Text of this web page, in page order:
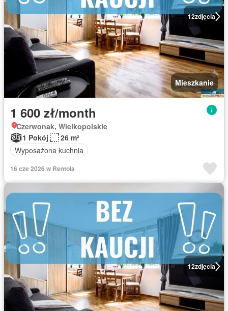
12zdjęcia
Mieszkanie
1 600 zł/month
Czerwonak, Wielkopolskie
1 Pokój
26 m²
Wyposażona kuchnia
16 cze 2026 w Rentola
12zdjęcia